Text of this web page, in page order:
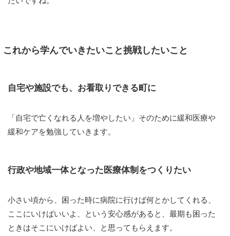
これから学んでいきたいこと挑戦したいこと
自宅や施設でも、お看取りできる町に
「自宅で亡くなれる人を増やしたい」そのために緩和医療や
緩和ケアを勉強していきます。
行政や地域一体となった医療体制をつくりたい
小さい頃から、困った時に病院に行けば何とかしてくれる、
ここにいけばいいよ、という安心感があると、最期も困った
ときはそこにいけばよい、と思ってもらえます。